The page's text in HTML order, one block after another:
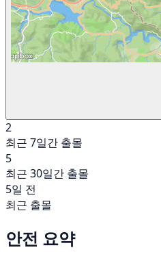
2
최근 7일간 출몰
5
최근 30일간 출몰
5일 전
최근 출몰
안전 요약